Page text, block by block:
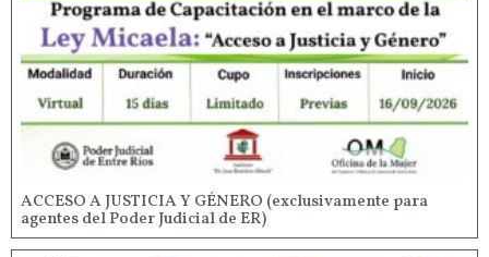
ACCESO A JUSTICIA Y GÉNERO (exclusivamente para
agentes del Poder Judicial de ER)